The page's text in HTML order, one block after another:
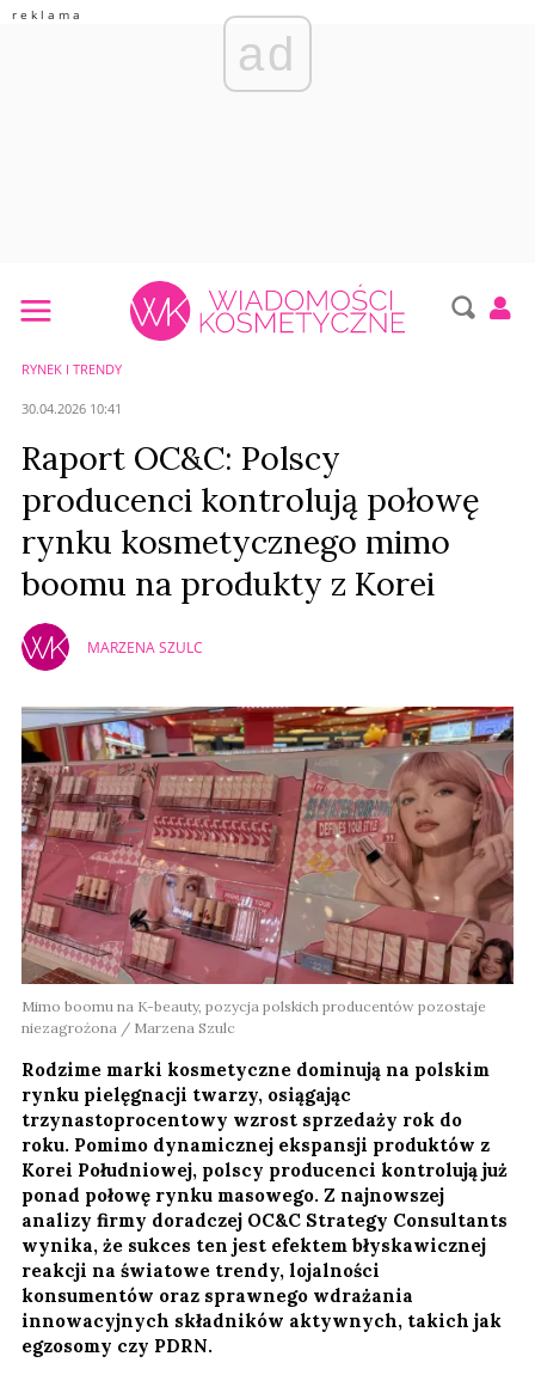
ad
RYNEK I TRENDY
30.04.2026 10:41
Raport OC&C: Polscy
producenci kontrolują połowę
rynku kosmetycznego mimo
boomu na produkty z Korei
MARZENA SZULC
Mimo boomu na K-beauty, pozycja polskich producentów pozostaje
niezagrożona / Marzena Szulc
Rodzime marki kosmetyczne dominują na polskim
rynku pielęgnacji twarzy, osiągając
trzynastoprocentowy wzrost sprzedaży rok do
roku. Pomimo dynamicznej ekspansji produktów z
Korei Południowej, polscy producenci kontrolują już
ponad połowę rynku masowego. Z najnowszej
analizy firmy doradczej OC&C Strategy Consultants
wynika, że sukces ten jest efektem błyskawicznej
reakcji na światowe trendy, lojalności
konsumentów oraz sprawnego wdrażania
innowacyjnych składników aktywnych, takich jak
egzosomy czy PDRN.